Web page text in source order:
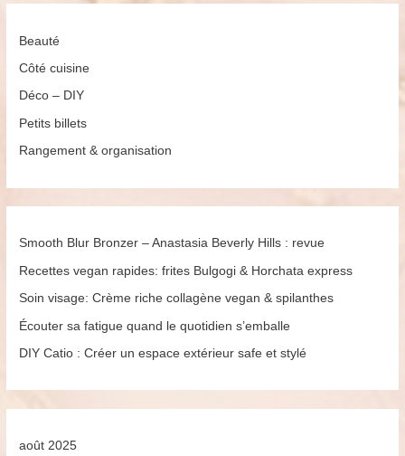
authentique,
l’essentiel:
retour
blogosphère
Beauté
Côté cuisine
Déco – DIY
Petits billets
Rangement & organisation
Smooth Blur Bronzer – Anastasia Beverly Hills : revue
Recettes vegan rapides: frites Bulgogi & Horchata express
Soin visage: Crème riche collagène vegan & spilanthes
Écouter sa fatigue quand le quotidien s’emballe
DIY Catio : Créer un espace extérieur safe et stylé
août 2025